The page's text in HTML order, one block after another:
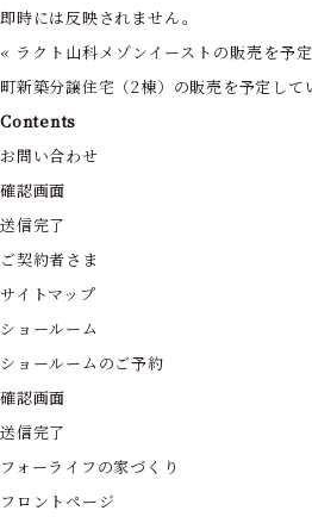
即時には反映されません。
« ラクト山科メゾンイーストの販売を予定
町新築分譲住宅（2棟）の販売を予定して
Contents
お問い合わせ
確認画面
送信完了
ご契約者さま
サイトマップ
ショールーム
ショールームのご予約
確認画面
送信完了
フォーライフの家づくり
フロントページ